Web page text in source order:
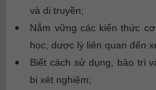
và di truyền;
Nắm vững các kiến thức
học, dược lý liên quan đến
Biết cách sử dụng, bảo trì
bị xét nghiệm;